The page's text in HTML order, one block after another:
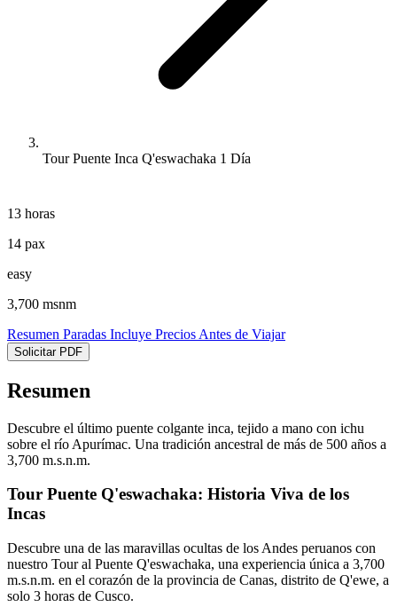
Tour Puente Inca Q'eswachaka 1 Día
13 horas
14 pax
easy
3,700 msnm
Resumen Paradas Incluye Precios Antes de Viajar
Solicitar PDF
Resumen
Descubre el último puente colgante inca, tejido a mano con ichu
sobre el río Apurímac. Una tradición ancestral de más de 500 años a
3,700 m.s.n.m.
Tour Puente Q'eswachaka: Historia Viva de los
Incas
Descubre una de las maravillas ocultas de los Andes peruanos con
nuestro Tour al Puente Q'eswachaka, una experiencia única a 3,700
m.s.n.m. en el corazón de la provincia de Canas, distrito de Q'ewe, a
solo 3 horas de Cusco.